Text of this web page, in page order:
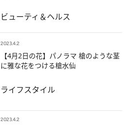
ビューティ＆ヘルス
2023.4.2
【4月2日の花】パノラマ 槍のような茎
に雅な花をつける槍水仙
ライフスタイル
2023.4.2